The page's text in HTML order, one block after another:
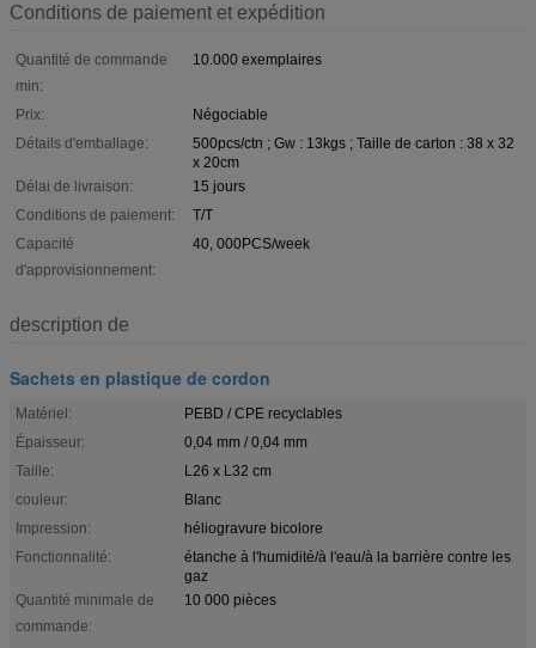
Conditions de paiement et expédition
Quantité de commande
min:
10.000 exemplaires
Prix:
Négociable
Détails d'emballage:
500pcs/ctn ; Gw : 13kgs ; Taille de carton : 38 x 32
x 20cm
Délai de livraison:
15 jours
Conditions de paiement:
T/T
Capacité
d'approvisionnement:
40, 000PCS/week
description de
Sachets en plastique de cordon
Matériel:
PEBD / CPE recyclables
Épaisseur:
0,04 mm / 0,04 mm
Taille:
L26 x L32 cm
couleur:
Blanc
Impression:
héliogravure bicolore
Fonctionnalité:
étanche à l'humidité/à l'eau/à la barrière contre les
gaz
Quantité minimale de
commande:
10 000 pièces